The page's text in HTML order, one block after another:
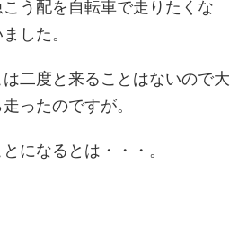
う配を自転車で走りたくな
した。
二度と来ることはないので大
ったのですが。
になるとは・・・。